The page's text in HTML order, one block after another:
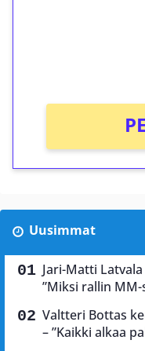
Uusimmat
Jari-Matti
”Miksi rallin
Valtteri Bottas
– ”Kaikki alkaa